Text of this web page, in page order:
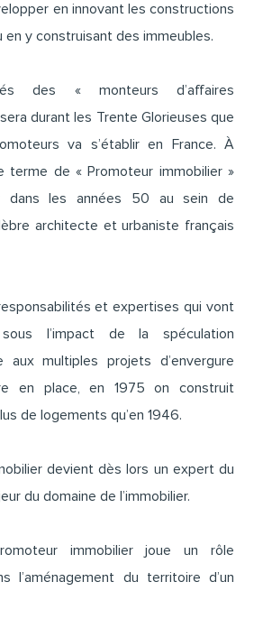
en innovant les constructions
y construisant des immeubles.
des « monteurs d’affaires
durant les Trente Glorieuses que
va s’établir en France. À
terme de « Promoteur immobilier »
les années 50 au sein de
architecte et urbaniste français
et expertises qui vont
l’impact de la spéculation
aux multiples projets d’envergure
en place, en 1975 on construit
de logements qu’en 1946.
devient dès lors un expert du
du domaine de l’immobilier.
immobilier joue un rôle
l’aménagement du territoire d’un